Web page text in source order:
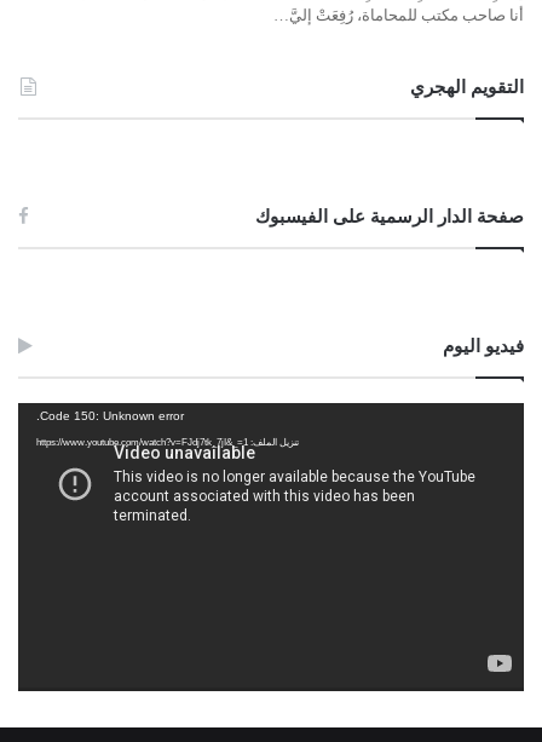
أنا صاحب مكتب للمحاماة، رُفِعَتْ إليَّ…
التقويم الهجري
صفحة الدار الرسمية على الفيسبوك
فيديو اليوم
Code 150: Unknown error.
تنزيل الملف: https://www.youtube.com/watch?v=FJdj7tk_7jI&_=1